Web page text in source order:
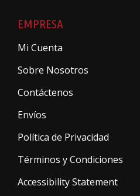
EMPRESA
Mi Cuenta
Sobre Nosotros
Contáctenos
Envíos
Política de Privacidad
Términos y Condiciones
Accessibility Statement